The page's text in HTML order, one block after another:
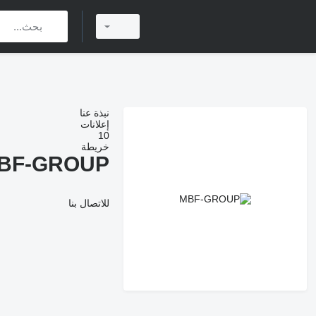
نبذة عنا
إعلانات
10
خريطة
GROUP
للاتصال بنا